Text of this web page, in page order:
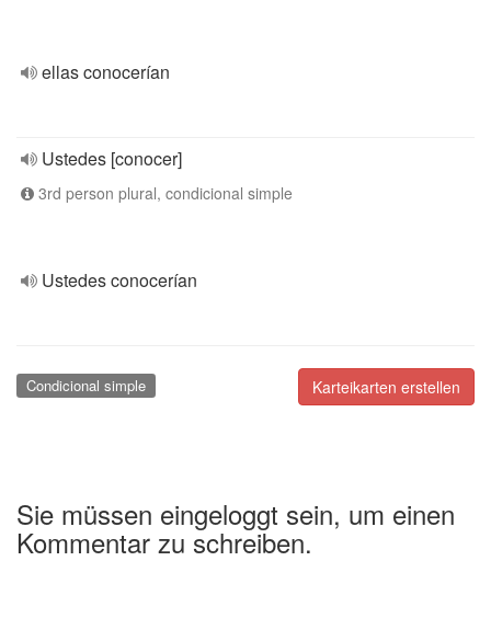
ellas conocerían
Ustedes [conocer]
3rd person plural, condicional simple
Ustedes conocerían
Karteikarten erstellen
Condicional simple
Sie müssen eingeloggt sein, um einen
Kommentar zu schreiben.